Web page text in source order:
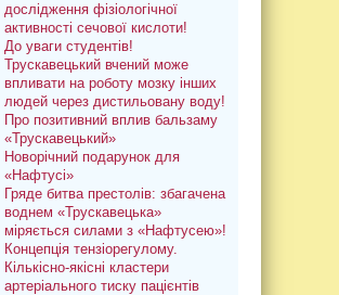
дослідження фізіологічної
активності сечової кислоти!
До уваги студентів!
Трускавецький вчений може
впливати на роботу мозку інших
людей через дистильовану воду!
Про позитивний вплив бальзаму
«Трускавецький»
Новорічний подарунок для
«Нафтусі»
Гряде битва престолів: збагачена
воднем «Трускавецька»
міряється силами з «Нафтусею»!
Концепція тензіорегулому.
Кількісно-якісні кластери
артеріального тиску пацієнтів